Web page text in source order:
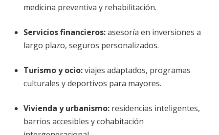
medicina preventiva y rehabilitación.
Servicios financieros:asesoría en inversiones a
largo plazo, seguros personalizados.
Turismo y ocio:viajes adaptados, programas
culturales y deportivos para mayores.
Vivienda y urbanismo: residencias inteligentes,
barrios accesibles y cohabitación